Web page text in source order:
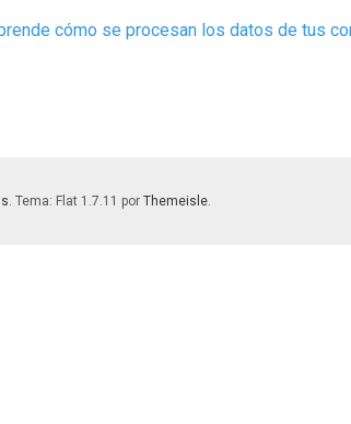
cómo se procesan los datos de tus
. Tema: Flat 1.7.11 por Themeisle.